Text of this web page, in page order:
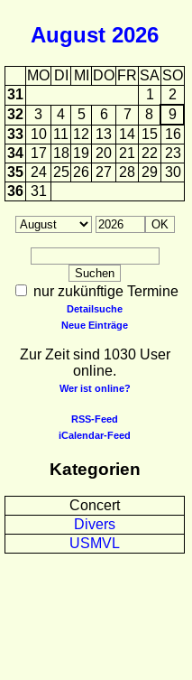
August 2026
MO DI MI DO FR SA SO
31
1
2
32
3 4 5 6 7 8
9
33 10 11 12 13 14 15 16
34 17 18 19 20 21 22 23
35 24 25 26 27 28 29 30
36 31
nur zukünftige Termine
Detailsuche
Neue Einträge
Zur Zeit sind 1030 User
online.
Wer ist online?
RSS-Feed
iCalendar-Feed
Kategorien
Concert
Divers
USMVL